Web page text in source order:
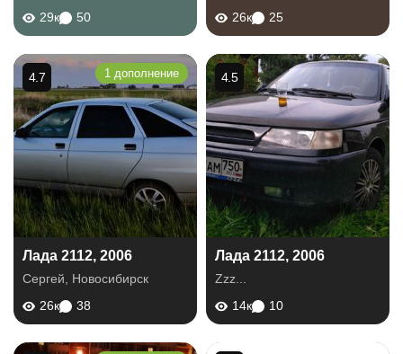
29к
50 26к 25
Лада 2112, 2006
Сергей
Новосибирск
26к
38
4.7 1 дополнение
Лада 2112, 2006
Zzz...
14к
10
4.5